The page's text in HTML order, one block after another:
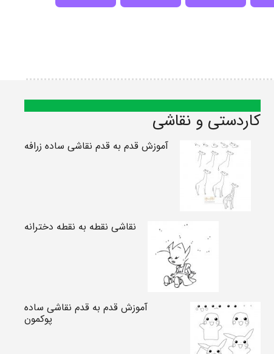
کاردستی و نقاشی
آموزش قدم به قدم نقاشی ساده زرافه
نقاشی نقطه به نقطه دخترانه
آموزش قدم به قدم نقاشی ساده
پوکمون